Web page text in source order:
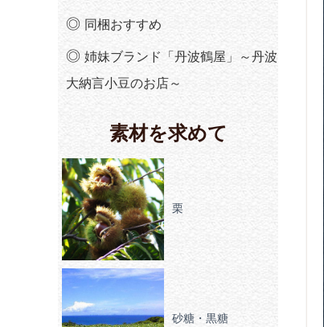
同梱おすすめ
姉妹ブランド「丹波鶴屋」～丹波
大納言小豆のお店～
素材を求めて
栗
砂糖・黒糖